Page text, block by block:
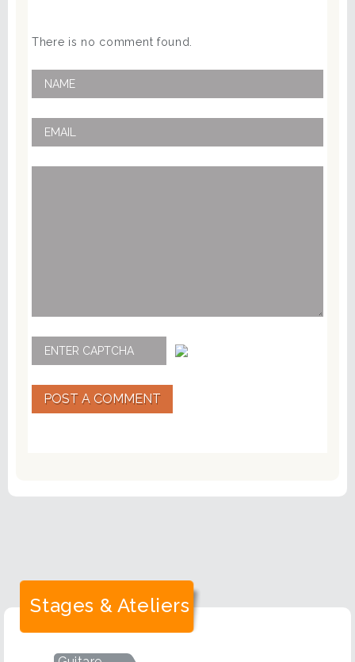
There is no comment found.
POST A COMMENT
Stages & Ateliers